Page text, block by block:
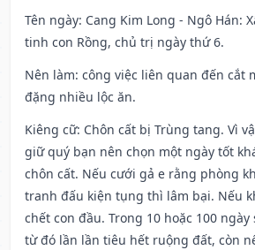
Tên ngày: Cang Kim Long - Ngô Hán:
tinh con Rồng, chủ trị ngày thứ 6.
Nên làm: công việc liên quan đến cắt
đặng nhiều lộc ăn.
Kiêng cữ: Chôn cất bị Trùng tang. Vì
giữ quý bạn nên chọn một ngày tốt
chôn cất. Nếu cưới gả e rằng phòng
tranh đấu kiện tụng thì lâm bại. Nếu
chết con đầu. Trong 10 hoặc 100
từ đó lần lần tiêu hết ruộng đất, còn